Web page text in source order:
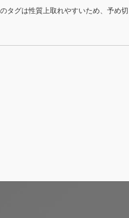
タグは性質上取れやすいため、予め